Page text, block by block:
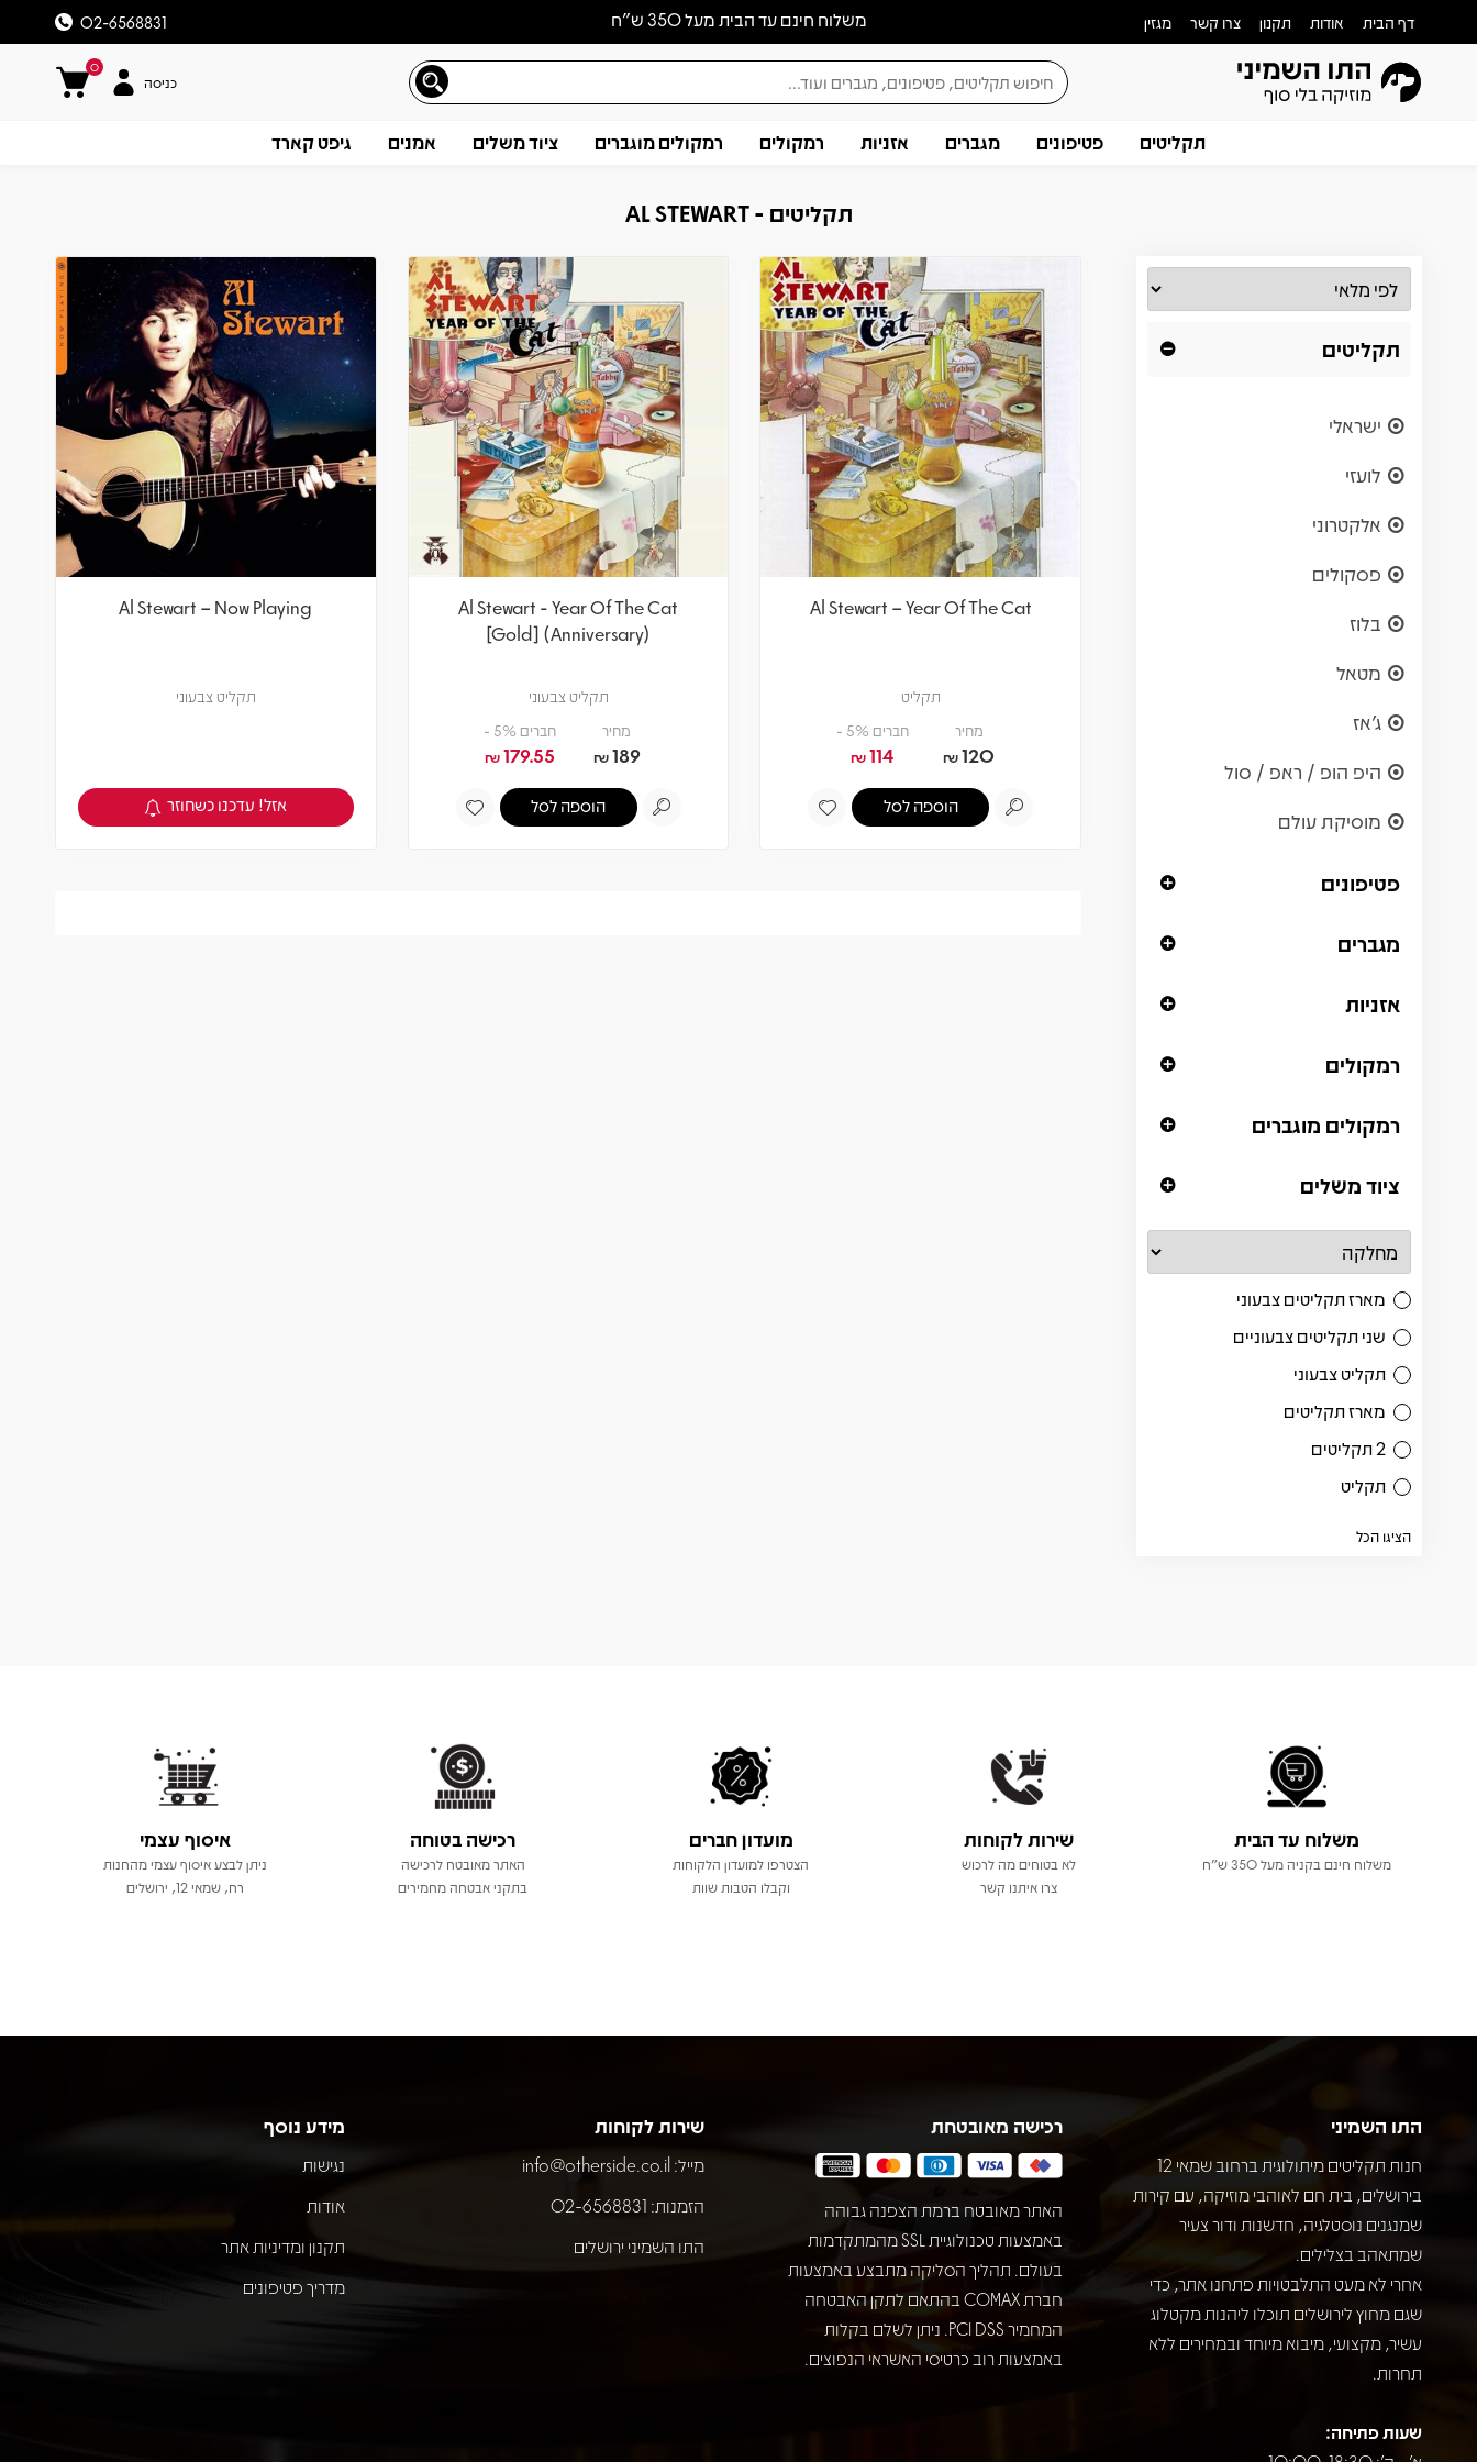
משלוח חינם עד הבית מעל 350 ש״ח דף הבית אודות תקנון צרו קשר מגזין 02-6568831
0
כניסה
תקליטים פטיפונים מגברים אזניות רמקולים רמקולים מוגברים ציוד משלים אמנים גיפט קארד
תקליטים - AL STEWART
תקליטים
ישראלי
לועזי
אלקטרוני
פסקולים
בלוז
מטאל
ג'אז
היפ הופ / ראפ / סול
מוסיקת עולם
פטיפונים
מגברים
אזניות
רמקולים
רמקולים מוגברים
ציוד משלים
מארז תקליטים צבעוני
שני תקליטים צבעוניים
תקליט צבעוני
מארז תקליטים
2 תקליטים
תקליט
הציגו הכל
Al Stewart – Year Of The Cat
תקליט
מחיר
120
₪
חברים 5% -
114
₪
הוספה לסל
Al Stewart - Year Of The Cat
[Gold] (Anniversary)
תקליט צבעוני
מחיר
189
₪
חברים 5% -
179.55
₪
הוספה לסל
Al Stewart – Now Playing
תקליט צבעוני
צפיה במוצר
אזל! עדכנו כשחוזר
משלוח עד הבית
משלוח חינם בקניה מעל 350 ש"ח
שירות לקוחות
לא בטוחים מה לרכוש
צרו איתנו קשר
מועדון חברים
הצטרפו למועדון הלקוחות
וקבלו הטבות שוות
רכישה בטוחה
האתר מאובטח לרכישה
בתקני אבטחה מחמירים
איסוף עצמי
ניתן לבצע איסוף עצמי מהחנות
רח, שמאי 12, ירושלים
התו השמיני
חנות תקליטים מיתולוגית ברחוב שמאי 12
בירושלים, בית חם לאוהבי מוזיקה, עם קירות
שמנגנים נוסטלגיה, חדשנות ודור צעיר
שמתאהב בצלילים.
אחרי לא מעט התלבטויות פתחנו אתר, כדי
שגם מחוץ לירושלים תוכלו ליהנות מקטלוג
עשיר, מקצועי, מיבוא מיוחד ובמחירים ללא
תחרות.
שעות פתיחה:
רכישה מאובטחת
האתר מאובטח ברמת הצפנה גבוהה
באמצעות טכנולוגיית SSL מהמתקדמות
בעולם. תהליך הסליקה מתבצע באמצעות
חברת COMAX בהתאם לתקן האבטחה
המחמיר PCI DSS. ניתן לשלם בקלות
באמצעות רוב כרטיסי האשראי הנפוצים.
שירות לקוחות
מייל: info@otherside.co.il
הזמנות: 02-6568831
התו השמיני ירושלים
מידע נוסף
נגישות
אודות
תקנון ומדיניות אתר
מדריך פטיפונים